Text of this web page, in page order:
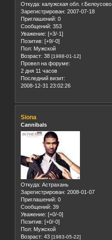
Откуда: калужская обл. г.Белоусово
Зарегистрирован: 2007-07-18
Приглашений: 0
Сообщений: 353
Уважение: [+3/-1]
Позитив: [+9/-0]
Пол: Мужской
Возраст: 38 [1988-01-12]
Провел на форуме:
2 дня 11 часов
Последний визит:
2008-12-31 23:02:26
Siona
Cannibals
Откуда: Астрахань
Зарегистрирован: 2008-01-07
Приглашений: 0
Сообщений: 39
Уважение: [+0/-0]
Позитив: [+0/-0]
Пол: Мужской
Возраст: 43 [1983-05-22]